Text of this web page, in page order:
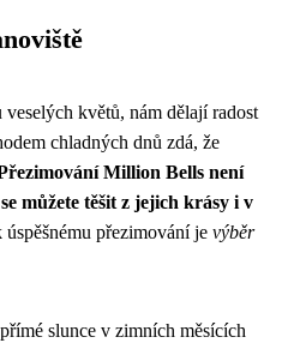
květů, nám dělají radost
chladných dnů zdá, že
Million Bells není
můžete těšit z jejich krásy i v
přezimování je výběr
slunce v zimních měsících